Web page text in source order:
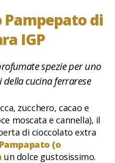
Pampepato di
IGP
spezie per uno
cucina ferrarese
zucchero, cacao e
moscata e cannella), il
di cioccolato extra
Pampapato (o
un dolce gustosissimo.